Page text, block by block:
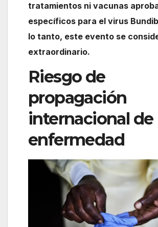
tratamientos ni vacunas
específicos para el virus
lo tanto, este evento se
extraordinario.
Riesgo de
propagación
internacional de
enfermedad